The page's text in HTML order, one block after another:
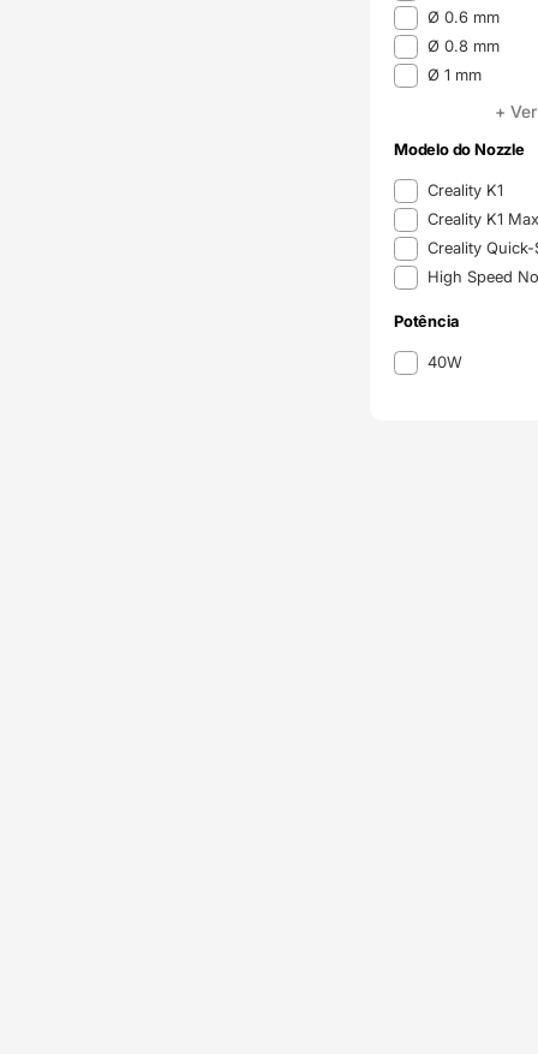
Ø 0.6 mm
Ø 0.8 mm
Ø 1 mm
+
Modelo do Nozzle
Modelo do Nozzle
Creality K1
Creality K1
Creality
High Speed
Potência
Potência
40W